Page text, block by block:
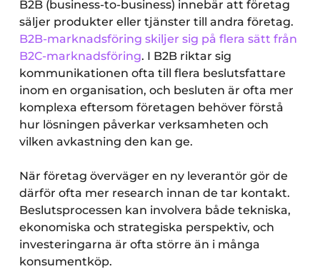
B2B (business-to-business) innebär att företag
säljer produkter eller tjänster till andra företag.
B2B-marknadsföring skiljer sig på flera sätt från
B2C-marknadsföring. I B2B riktar sig
kommunikationen ofta till flera beslutsfattare
inom en organisation, och besluten är ofta mer
komplexa eftersom företagen behöver förstå
hur lösningen påverkar verksamheten och
vilken avkastning den kan ge.
När företag överväger en ny leverantör gör de
därför ofta mer research innan de tar kontakt.
Beslutsprocessen kan involvera både tekniska,
ekonomiska och strategiska perspektiv, och
investeringarna är ofta större än i många
konsumentköp.